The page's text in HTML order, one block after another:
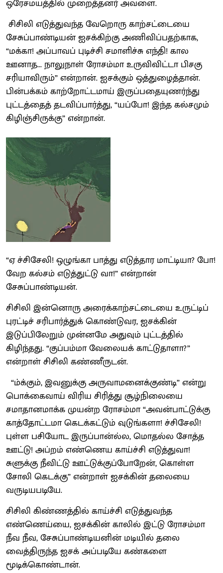
ஒரேசமயத்தில் முறைத்தனர் அவளை.
சிசிலி எடுத்துவந்த வேறொரு காற்சட்டையை
சேசுப்பாண்டியன் ஐசக்கிற்கு அணிவிப்பதற்காக,
“மக்கா! அப்பாவப் புடிச்சி சமாளிச்சு எந்தி! கால
ஊனாத... நாலுநாள் ரோசம்மா உருவிவிட்டா பிசகு
சரியாவிரும்” என்றான். ஐசக்கும் ஒத்துழைத்தான்.
பின்பக்கம் காற்றோட்டமாய் இருப்பதையுணர்ந்து
புட்டத்தைத் தடவிப்பார்த்து, “யப்போ! இந்த கல்சமும்
கிழிஞ்சிருக்கு” என்றான்.
“ஏ ச்சிசேலி! ஒழுங்கா பாத்து எடுத்தார மாட்டியா? போ!
வேற கல்சம் எடுத்துட்டு வா!” என்றான்
சேசுப்பாண்டியன்.
சிசிலி இன்னொரு அரைக்காற்சட்டையை உருட்டிப்
புரட்டிச் சரிபார்த்துக் கொண்டுவர, ஐசக்கின்
இடுப்பிலேறும் முன்னமே அதுவும் புட்டத்தில்
கிழிந்தது. “குப்பம்மா வேலையக் காட்டுதாளா?”
என்றாள் சிசிலி கண்ணீருடன்.
“ம்க்கும், இவனுக்கு அருவாமனைக்குண்டி” என்று
பொக்கைவாய் விரிய சிரித்து சூழ்நிலையை
சமாதானமாக்க முயன்ற ரோசம்மா “அவன்பாட்டுக்கு
காத்தோட்டமா கெடக்கட்டும் வுடுங்களா! ச்சிசேலி!
புள்ள பசியோட இருப்பான்ல்ல, மொதல்ல சோத்த
ஊட்டு! அப்றம் எண்ணெய காய்ச்சி எடுத்துவா!
சுளுக்கு நீவிட்டு ஊட்டுக்குப்போறேன், கொள்ள
சோலி கெடக்கு” என்றாள் ஐசக்கின் தலையை
வருடியபடியே.
சிசிலி கிண்ணத்தில் காய்ச்சி எடுத்துவந்த
எண்ணெய்யை, ஐசக்கின் காலில் இட்டு ரோசம்மா
நீவ நீவ, சேசுப்பாண்டியனின் மடியில் தலை
வைத்திருந்த ஐசக் அப்படியே கண்களை
மூடிக்கொண்டான்.